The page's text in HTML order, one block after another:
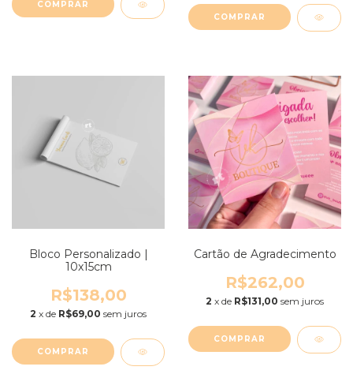
COMPRAR
COMPRAR
Bloco Personalizado |
10x15cm
R$138,00
2 x de R$69,00 sem juros
COMPRAR
Cartão de Agradecimento
R$262,00
2 x de R$131,00 sem juros
COMPRAR